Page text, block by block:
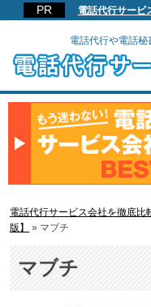
電話代行サービ
電話代行や電話
電話代行サービス会社を徹底比
版】
» マブチ
マブチ